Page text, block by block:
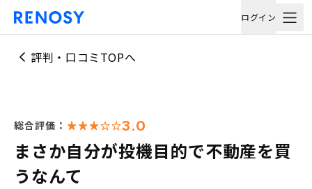
ログイン
評判・口コミTOPへ
総合評価： 3.0
まさか自分が投機目的で不動産を買
うなんて